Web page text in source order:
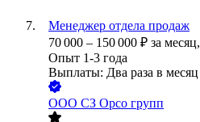
Менеджер отдела продаж
70 000 – 150 000 ₽ за месяц,
Опыт 1-3 года
Выплаты: Два раза в месяц
ООО СЗ Орсо групп